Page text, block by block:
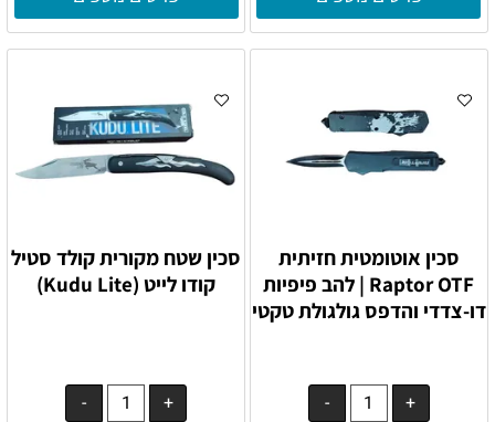
סכין אוטומטית חזיתית
Raptor OTF | להב פיפיות
דו-צדדי והדפס גולגולת טקטי
סכין שטח מקורית קולד סטיל
קודו לייט (Kudu Lite)